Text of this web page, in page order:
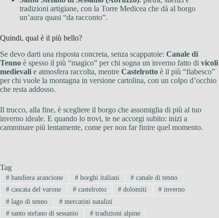
tradizioni artigiane, con la Torre Medicea che dà al borgo
un’aura quasi “da racconto”.
Quindi, qual è il più bello?
Se devo darti una risposta concreta, senza scappatoie: Canale di
Tenno è spesso il più “magico” per chi sogna un inverno fatto di vicoli
medievali e atmosfera raccolta, mentre Castelrotto è il più “fiabesco”
per chi vuole la montagna in versione cartolina, con un colpo d’occhio
che resta addosso.
Il trucco, alla fine, è scegliere il borgo che assomiglia di più al tuo
inverno ideale. E quando lo trovi, te ne accorgi subito: inizi a
camminare più lentamente, come per non far finire quel momento.
Tag
#bandiera arancione #borghi italiani # canale di tenno
#cascata del varone #castelrotto # dolomiti # inverno
#lago di tenno #mercatini natalizi
#santo stefano di sessanio #tradizioni alpine